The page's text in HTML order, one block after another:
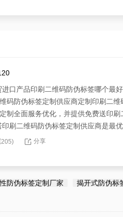
进口产品印刷二维码防伪标签哪个最
码防伪标签定制供应商定制印刷二
制全面服务优化，并提供免费送印
印刷二维码防伪标签定制供应商是最优
205) 分享
防伪标签定制厂家 揭开式防伪标